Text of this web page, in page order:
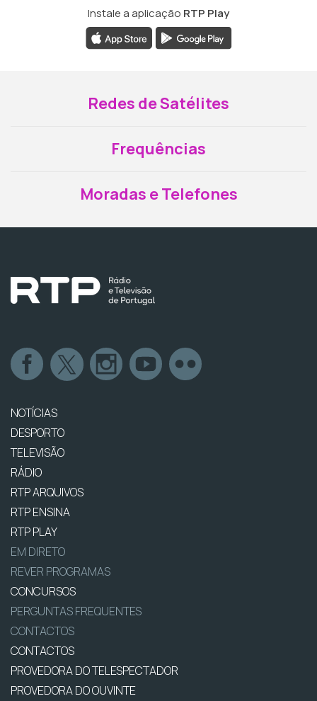
Instale a aplicação RTP Play
Redes de Satélites
Frequências
Moradas e Telefones
NOTÍCIAS
DESPORTO
TELEVISÃO
RÁDIO
RTP ARQUIVOS
RTP ENSINA
RTP PLAY
EM DIRETO
REVER PROGRAMAS
CONCURSOS
PERGUNTAS FREQUENTES
CONTACTOS
CONTACTOS
PROVEDORA DO TELESPECTADOR
PROVEDORA DO OUVINTE